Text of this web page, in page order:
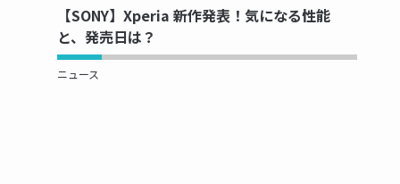
【SONY】Xperia 新作発表！気になる性能
と、発売日は？
ニュース